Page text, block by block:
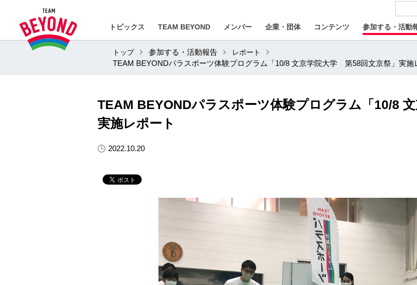
トピックス TEAM BEYOND メンバー 企業・団体 コンテンツ 参加する・活動
トップ 参加する・活動報告
レポート
TEAM BEYONDパラスポーツ体験プログラム「10/8 文京学院大学 第58回文京祭」実施
TEAM BEYONDパラスポーツ体験プログラム「10/8
実施レポート
2022.10.20